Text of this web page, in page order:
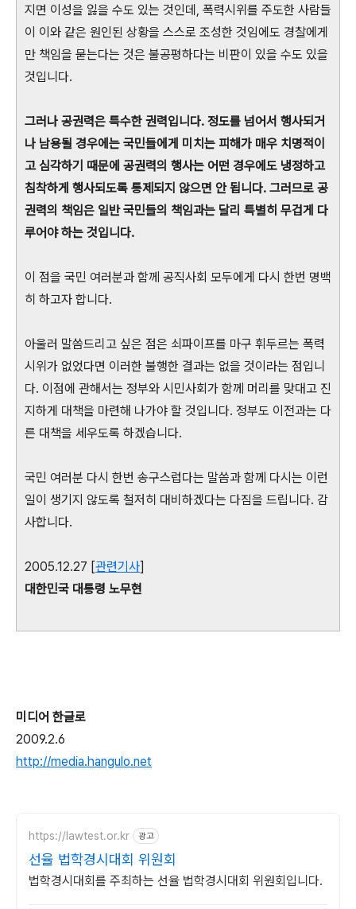
지면 이성을 잃을 수도 있는 것인데, 폭력시위를 주도한 사람들
이 이와 같은 원인된 상황을 스스로 조성한 것임에도 경찰에게
만 책임을 묻는다는 것은 불공평하다는 비판이 있을 수도 있을
것입니다.
그러나 공권력은 특수한 권력입니다. 정도를 넘어서 행사되거
나 남용될 경우에는 국민들에게 미치는 피해가 매우 치명적이
고 심각하기 때문에 공권력의 행사는 어떤 경우에도 냉정하고
침착하게 행사되도록 통제되지 않으면 안 됩니다. 그러므로 공
권력의 책임은 일반 국민들의 책임과는 달리 특별히 무겁게 다
루어야 하는 것입니다.
이 점을 국민 여러분과 함께 공직사회 모두에게 다시 한번 명백
히 하고자 합니다.
아울러 말씀드리고 싶은 점은 쇠파이프를 마구 휘두르는 폭력
시위가 없었다면 이러한 불행한 결과는 없을 것이라는 점입니
다. 이점에 관해서는 정부와 시민사회가 함께 머리를 맞대고 진
지하게 대책을 마련해 나가야 할 것입니다. 정부도 이전과는 다
른 대책을 세우도록 하겠습니다.
국민 여러분 다시 한번 송구스럽다는 말씀과 함께 다시는 이런
일이 생기지 않도록 철저히 대비하겠다는 다짐을 드립니다. 감
사합니다.
2005.12.27 [관련기사]
대한민국 대통령 노무현
미디어 한글로
2009.2.6
http://media.hangulo.net
https://lawtest.or.kr 광고
선율 법학경시대회 위원회
법학경시대회를 주최하는 선율 법학경시대회 위원회입니다.